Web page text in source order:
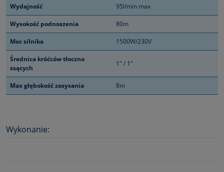
Wydajność 95l/min max
Wysokość podnoszenia 80m
Moc silnika 1500W/230V
Średnica króćców tłoczno
ssących
1" / 1"
Max głębokość zasysania 8m
Wykonanie: